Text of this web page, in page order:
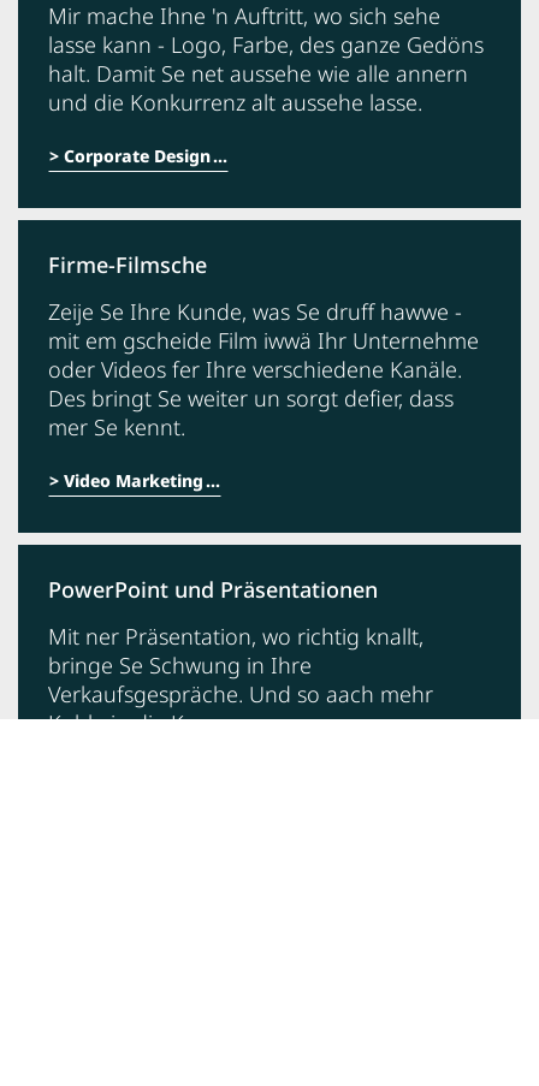
Mir mache Ihne 'n Auftritt, wo sich sehe
lasse kann - Logo, Farbe, des ganze Gedöns
halt. Damit Se net aussehe wie alle annern
und die Konkurrenz alt aussehe lasse.
Corporate Design
Firme-Filmsche
Zeije Se Ihre Kunde, was Se druff hawwe -
mit em gscheide Film iwwä Ihr Unternehme
oder Videos fer Ihre verschiedene Kanäle.
Des bringt Se weiter un sorgt defier, dass
mer Se kennt.
Video Marketing
PowerPoint und Präsentationen
Mit ner Präsentation, wo richtig knallt,
bringe Se Schwung in Ihre
Verkaufsgespräche. Und so aach mehr
Kohle in die Kasse.